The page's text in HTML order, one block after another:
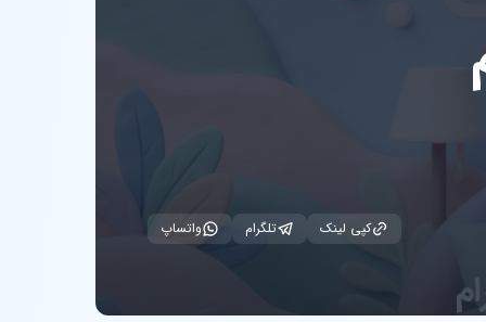
کپی لینک تلگرام واتساپ